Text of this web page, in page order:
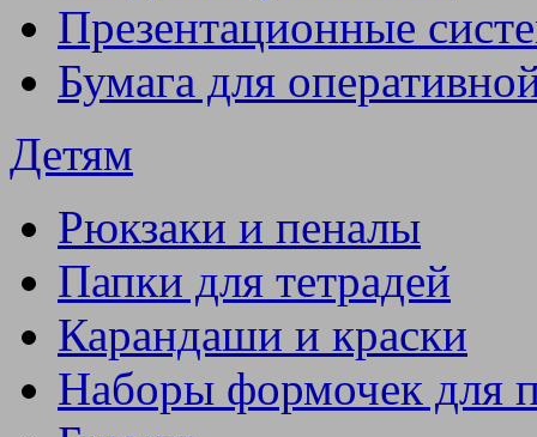
Презентационные
Бумага для
Детям
Рюкзаки и пеналы
Папки для тетрадей
Карандаши и краски
Наборы формочек для